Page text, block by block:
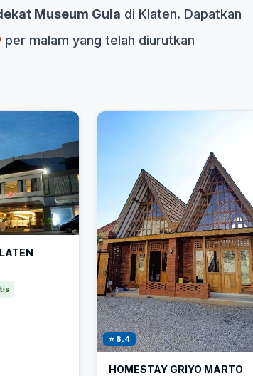
Museum Gula di Klaten. Dapatkan
per malam yang telah diurutkan
⭐ 8.4
HOMESTAY GRIYO MARTO